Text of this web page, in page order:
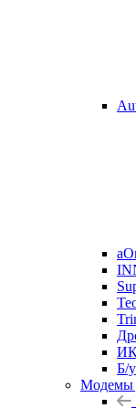
Б/
Модемы